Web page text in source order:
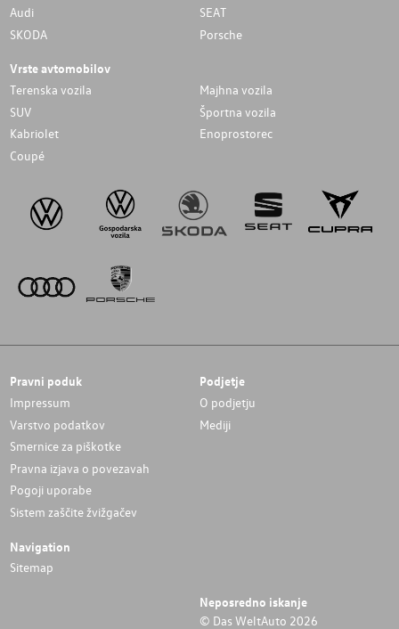
Audi
SEAT
SKODA
Porsche
Vrste avtomobilov
Terenska vozila
Majhna vozila
SUV
Športna vozila
Kabriolet
Enoprostorec
Coupé
Pravni poduk
Impressum
Varstvo podatkov
Smernice za piškotke
Pravna izjava o povezavah
Pogoji uporabe
Sistem zaščite žvižgačev
Podjetje
O podjetju
Mediji
Navigation
Sitemap
Neposredno iskanje
© Das WeltAuto 2026